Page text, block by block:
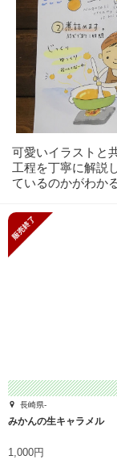
可愛いイラストと
工程を丁寧に解説
ているのかがわか
長崎県-
みかんの生キャラメル
1,000円